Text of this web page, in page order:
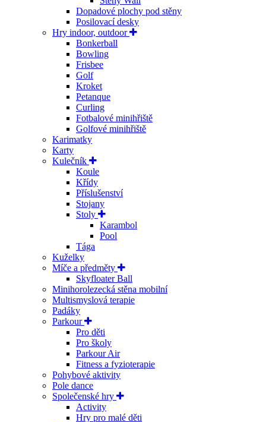
Dopadové plochy pod stěny
Posilovací desky
Hry indoor, outdoor
Bonkerball
Bowling
Frisbee
Golf
Kroket
Petanque
Curling
Fotbalové minihřiště
Golfové minihřiště
Karimatky
Karty
Kulečník
Koule
Křídy
Příslušenství
Stojany
Stoly
Karambol
Pool
Tága
Kuželky
Míče a předměty
Skyfloater Ball
Minihorolezecká stěna mobilní
Multismyslová terapie
Padáky
Parkour
Pro děti
Pro školy
Parkour Air
Fitness a fyzioterapie
Pohybové aktivity
Pole dance
Společenské hry
Activity
Hry pro malé děti